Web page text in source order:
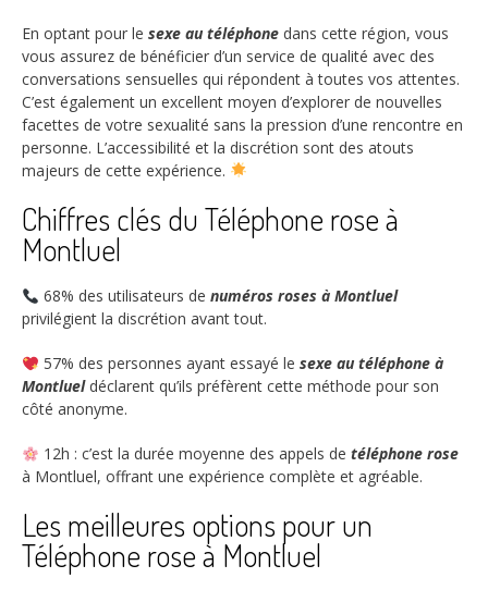
En optant pour le sexe au téléphone dans cette région, vous
vous assurez de bénéficier d’un service de qualité avec des
conversations sensuelles qui répondent à toutes vos attentes.
C’est également un excellent moyen d’explorer de nouvelles
facettes de votre sexualité sans la pression d’une rencontre en
personne. L’accessibilité et la discrétion sont des atouts
majeurs de cette expérience.
Chiffres clés du Téléphone rose à
Montluel
68% des utilisateurs de numéros roses à Montluel
privilégient la discrétion avant tout.
57% des personnes ayant essayé le sexe au téléphone à
Montlueldéclarent qu’ils préfèrent cette méthode pour son
côté anonyme.
12h : c’est la durée moyenne des appels de téléphone rose
à Montluel, offrant une expérience complète et agréable.
Les meilleures options pour un
Téléphone rose à Montluel